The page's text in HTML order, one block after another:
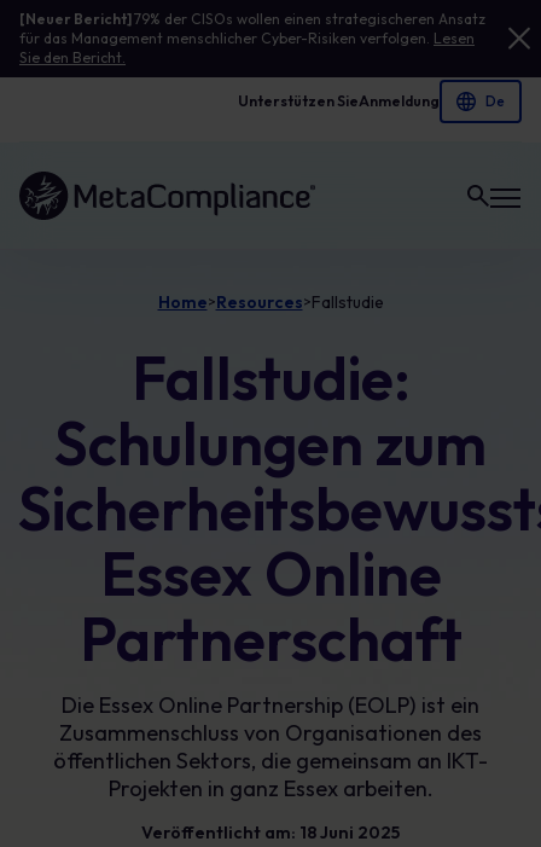
[Neuer Bericht]79% der CISOs wollen einen strategischeren Ansatz
für das Management menschlicher Cyber-Risiken verfolgen. Lesen
Sie den Bericht.
Unterstützen SieAnmeldung
Link zur Homepage
Home>Resources>Fallstudie
Fallstudie:
Schulungen zum
Essex Online
Partnerschaft
Die Essex Online Partnership (EOLP) ist ein
Zusammenschluss von Organisationen des
öffentlichen Sektors, die gemeinsam an IKT-
Projekten in ganz Essex arbeiten.
Veröffentlicht am: 18 Juni 2025